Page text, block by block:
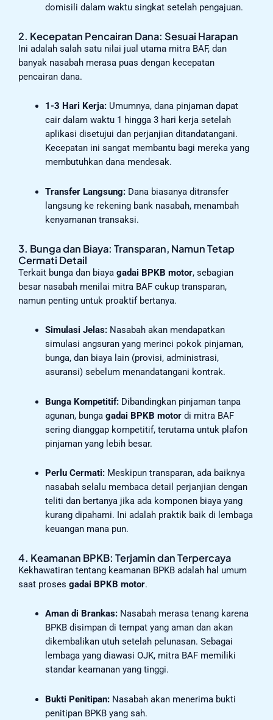
domisili dalam waktu singkat setelah pengajuan.
2. Kecepatan Pencairan Dana: Sesuai Harapan
Ini adalah salah satu nilai jual utama mitra BAF, dan
banyak nasabah merasa puas dengan kecepatan
pencairan dana.
1-3 Hari Kerja:Umumnya, dana pinjaman dapat
cair dalam waktu 1 hingga 3 hari kerja setelah
aplikasi disetujui dan perjanjian ditandatangani.
Kecepatan ini sangat membantu bagi mereka yang
membutuhkan dana mendesak.
Transfer Langsung:Dana biasanya ditransfer
langsung ke rekening bank nasabah, menambah
kenyamanan transaksi.
3. Bunga dan Biaya: Transparan, Namun Tetap
Cermati Detail
Terkait bunga dan biaya gadai BPKB motor, sebagian
besar nasabah menilai mitra BAF cukup transparan,
namun penting untuk proaktif bertanya.
Simulasi Jelas:Nasabah akan mendapatkan
simulasi angsuran yang merinci pokok pinjaman,
bunga, dan biaya lain (provisi, administrasi,
asuransi) sebelum menandatangani kontrak.
Bunga Kompetitif:Dibandingkan pinjaman tanpa
agunan, bunga gadai BPKB motordi mitra BAF
sering dianggap kompetitif, terutama untuk plafon
pinjaman yang lebih besar.
Perlu Cermati:Meskipun transparan, ada baiknya
nasabah selalu membaca detail perjanjian dengan
teliti dan bertanya jika ada komponen biaya yang
kurang dipahami. Ini adalah praktik baik di lembaga
keuangan mana pun.
4. Keamanan BPKB: Terjamin dan Terpercaya
Kekhawatiran tentang keamanan BPKB adalah hal umum
saat proses gadai BPKB motor.
Aman di Brankas:Nasabah merasa tenang karena
BPKB disimpan di tempat yang aman dan akan
dikembalikan utuh setelah pelunasan. Sebagai
lembaga yang diawasi OJK, mitra BAF memiliki
standar keamanan yang tinggi.
Bukti Penitipan:Nasabah akan menerima bukti
penitipan BPKB yang sah.